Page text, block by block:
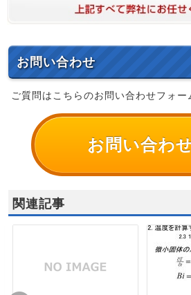
お問い合わせ
ご質問はこちらのお問い合わせフォ
お問い合わ
関連記事